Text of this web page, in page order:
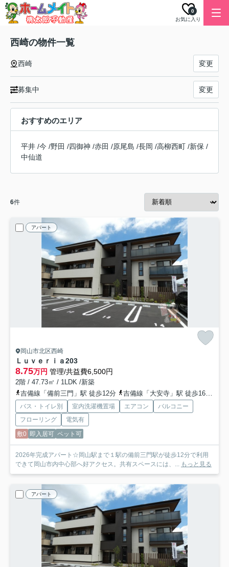
お気に入り
0
西崎の物件一覧
西崎 変更
募集中 変更
おすすめのエリア
平井 /今 /野田 /四御神 /赤田 /原尾島 /長岡 /高柳西町 /新保 /
中仙道
6件
アパート
岡山市北区西崎
Ｌｕｖｅｒｉａ203
8.75万円 管理/共益費6,500円
2階 / 47.73㎡ / 1LDK /新築
吉備線「備前三門」駅 徒歩12分
吉備線「大安寺」駅 徒歩16分
バス・トイレ別 室内洗濯機置場 エアコン
バルコニー
フローリング
電気有
敷0 即入居可 ペット可
2026年完成アパート☆岡山駅まで１駅の備前三門駅が徒歩12分で利用
できて岡山市内中心部へ好アクセス。共有スペースには、... もっと見る
アパート